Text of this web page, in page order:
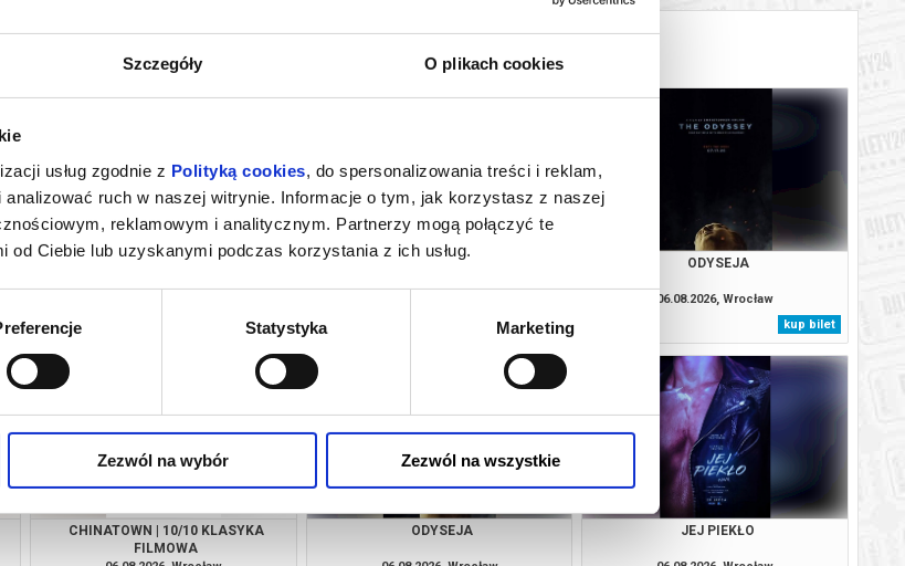
Szczegóły O plikach cookies
usług zgodnie z Polityką cookies, do spersonalizowania treści i reklam,
analizować ruch w naszej witrynie. Informacje o tym, jak korzystasz z naszej
reklamowym i analitycznym. Partnerzy mogą połączyć te
od Ciebie lub uzyskanymi podczas korzystania z ich usług.
Statystyka Marketing
Zezwól na wybór Zezwól na wszystkie
OSTATNI KONSJERŻ
kup bilet
O CZYM SOBIE NIE MÓWIMY
kup bilet
ODYSEJA
06.08.2026, Wrocław
kup bilet
CHINATOWN | 10/10 KLASYKA
FILMOWA
ODYSEJA JEJ PIEKŁO